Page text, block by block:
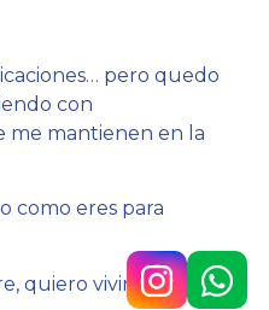
pero quedo
con
me mantienen en la
como eres para
quiero vivir para Ti.